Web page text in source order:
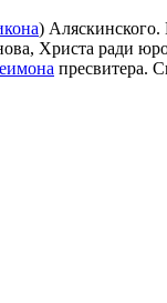
)
Христа ради
пресвитера.